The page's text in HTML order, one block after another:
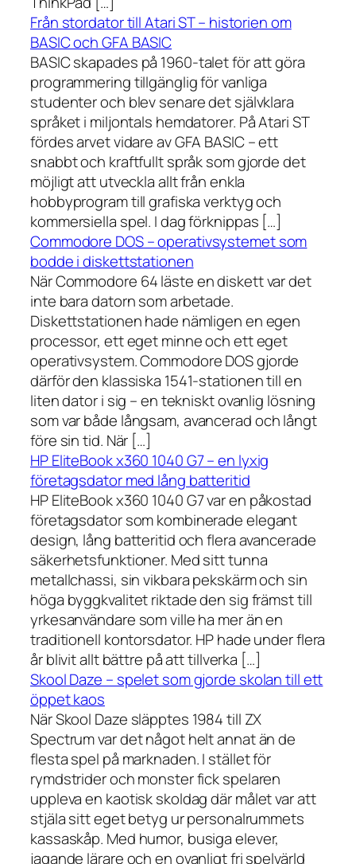
Från stordator till Atari ST – historien om
BASIC och GFA BASIC
BASIC skapades på 1960-talet för att göra
programmering tillgänglig för vanliga
studenter och blev senare det självklara
språket i miljontals hemdatorer. På Atari ST
fördes arvet vidare av GFA BASIC – ett
snabbt och kraftfullt språk som gjorde det
möjligt att utveckla allt från enkla
hobbyprogram till grafiska verktyg och
kommersiella spel. I dag förknippas […]
Commodore DOS – operativsystemet som
bodde i diskettstationen
När Commodore 64 läste en diskett var det
inte bara datorn som arbetade.
Diskettstationen hade nämligen en egen
processor, ett eget minne och ett eget
operativsystem. Commodore DOS gjorde
därför den klassiska 1541-stationen till en
liten dator i sig – en tekniskt ovanlig lösning
som var både långsam, avancerad och långt
före sin tid. När […]
HP EliteBook x360 1040 G7 – en lyxig
företagsdator med lång batteritid
HP EliteBook x360 1040 G7 var en påkostad
företagsdator som kombinerade elegant
design, lång batteritid och flera avancerade
säkerhetsfunktioner. Med sitt tunna
metallchassi, sin vikbara pekskärm och sin
höga byggkvalitet riktade den sig främst till
yrkesanvändare som ville ha mer än en
traditionell kontorsdator. HP hade under flera
år blivit allt bättre på att tillverka […]
Skool Daze – spelet som gjorde skolan till ett
öppet kaos
När Skool Daze släpptes 1984 till ZX
Spectrum var det något helt annat än de
flesta spel på marknaden. I stället för
rymdstrider och monster fick spelaren
uppleva en kaotisk skoldag där målet var att
stjäla sitt eget betyg ur personalrummets
kassaskåp. Med humor, busiga elever,
jagande lärare och en ovanligt fri spelvärld